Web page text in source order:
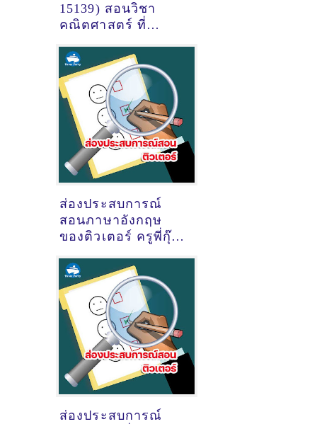
15139) สอนวิชา
คณิตศาสตร์ ที่
ส่องประสบการณ์
สอนภาษาอังกฤษ
ของติวเตอร์ ครูพี่กุ๊ก
@ออนไลน์
ส่องประสบการณ์